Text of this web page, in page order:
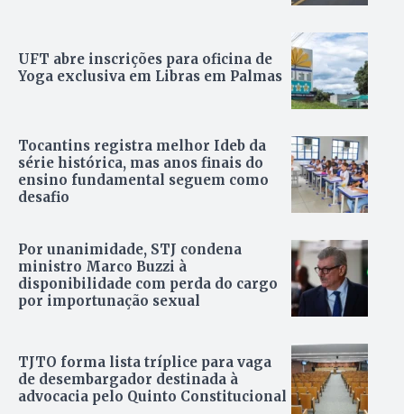
UFT abre inscrições para oficina de
Yoga exclusiva em Libras em Palmas
Tocantins registra melhor Ideb da
série histórica, mas anos finais do
ensino fundamental seguem como
desafio
Por unanimidade, STJ condena
ministro Marco Buzzi à
disponibilidade com perda do cargo
por importunação sexual
TJTO forma lista tríplice para vaga
de desembargador destinada à
advocacia pelo Quinto Constitucional